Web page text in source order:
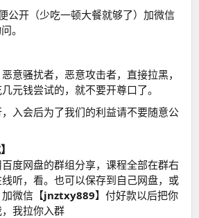
公开（少吃一顿大餐就够了）加微信
。
意骚扰者，恶意攻击者，直接拉黑，
元钱尝试的，就不要开尊口了。
入会后为了我们的利益请不要随意公
度网盘的群组分享，课程全部在群右
线听，看。也可以保存到自己网盘，或
微信【jnztxy889】付好款以后把你
我拉你入群